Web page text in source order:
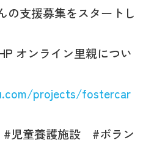
の支援募集をスタートし
オンライン里親につい
projects/fostercar
児童養護施設 #ボラン